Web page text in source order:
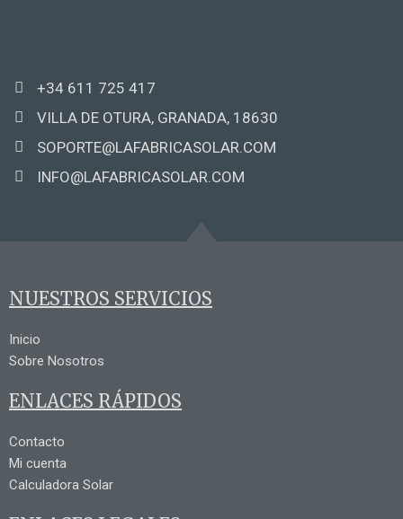
+34 611 725 417
VILLA DE OTURA, GRANADA, 18630
SOPORTE@LAFABRICASOLAR.COM
INFO@LAFABRICASOLAR.COM
NUESTROS SERVICIOS
Inicio
Sobre Nosotros
ENLACES RÁPIDOS
Contacto
Mi cuenta
Calculadora Solar